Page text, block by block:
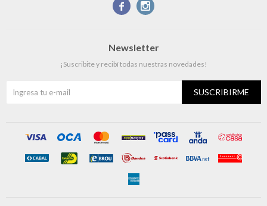
 
Newsletter
¡Suscribite y recibí todas nuestras novedades!
SUSCRIBIRME